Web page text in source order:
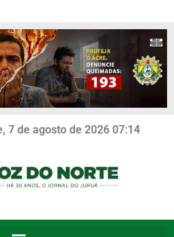
7 de agosto de 2026 07:14